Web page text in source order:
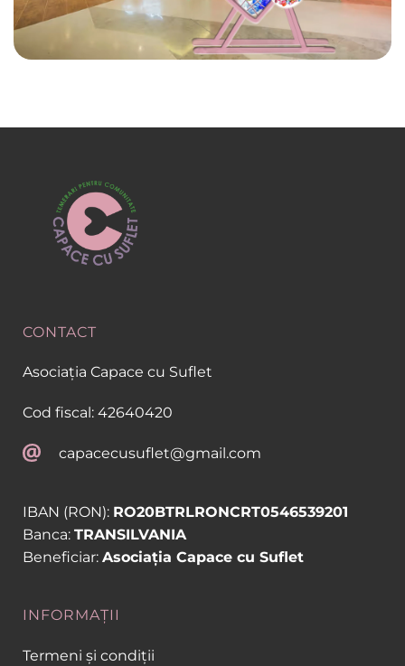
CONTACT
Asociația Capace cu Suflet
Cod fiscal: 42640420
capacecusuflet@gmail.com
IBAN (RON): RO20BTRLRONCRT0546539201
Banca: TRANSILVANIA
Beneficiar: Asociația Capace cu Suflet
INFORMAȚII
Termeni și condiții